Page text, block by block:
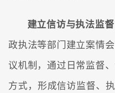
建立信访与执法监督
政执法等部门建立案情
议机制，通过日常监督
方式，形成信访监督、